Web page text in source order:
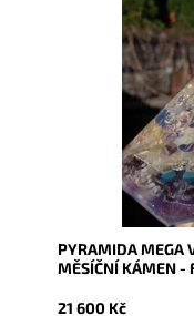
Dostupnost:
9276
PYRAMIDA MEGA
MĚSÍČNÍ KÁMEN -
21 600 Kč